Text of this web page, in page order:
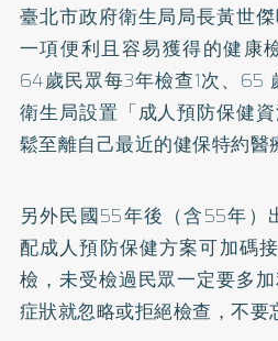
臺北市政府衛生局局長黃世
一項便利且容易獲得的健康
64歲民眾每3年檢查1次、65
衛生局設置「成人預防保健
鬆至離自己最近的健保特約醫
另外民國55年後（含55年）
配成人預防保健方案可加碼
檢，未受檢過民眾一定要多
症狀就忽略或拒絕檢查，不要